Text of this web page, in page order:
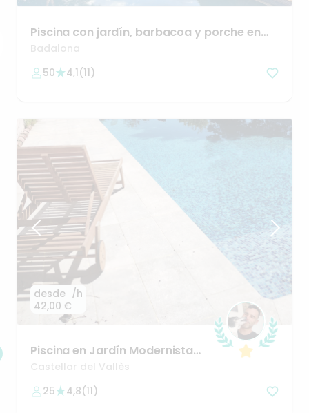
Piscina con jardín​,​ barbacoa y porche en
Badalona
Badalona
50
4,1(11)
desde
42,00 €
/h
Piscina en Jardín Modernista
con sombra natural
Castellar del Vallès
25
4,8(11)